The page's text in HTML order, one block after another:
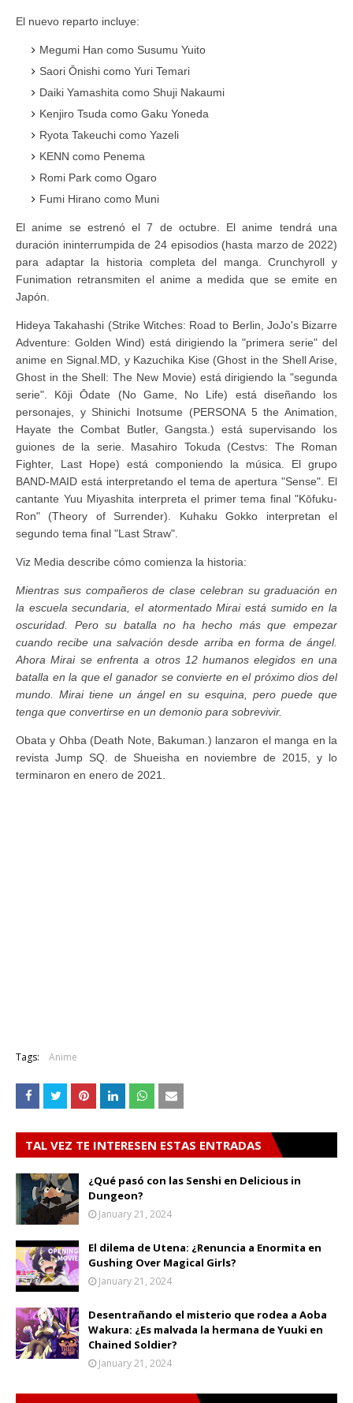
El nuevo reparto incluye:
Megumi Han como Susumu Yuito
Saori Ōnishi como Yuri Temari
Daiki Yamashita como Shuji Nakaumi
Kenjiro Tsuda como Gaku Yoneda
Ryota Takeuchi como Yazeli
KENN como Penema
Romi Park como Ogaro
Fumi Hirano como Muni
El anime se estrenó el 7 de octubre. El anime tendrá una
duración ininterrumpida de 24 episodios (hasta marzo de 2022)
para adaptar la historia completa del manga. Crunchyroll y
Funimation retransmiten el anime a medida que se emite en
Japón.
Hideya Takahashi (Strike Witches: Road to Berlin, JoJo's Bizarre
Adventure: Golden Wind) está dirigiendo la "primera serie" del
anime en Signal.MD, y Kazuchika Kise (Ghost in the Shell Arise,
Ghost in the Shell: The New Movie) está dirigiendo la "segunda
serie". Kōji Ōdate (No Game, No Life) está diseñando los
personajes, y Shinichi Inotsume (PERSONA 5 the Animation,
Hayate the Combat Butler, Gangsta.) está supervisando los
guiones de la serie. Masahiro Tokuda (Cestvs: The Roman
Fighter, Last Hope) está componiendo la música. El grupo
BAND-MAID está interpretando el tema de apertura "Sense". El
cantante Yuu Miyashita interpreta el primer tema final "Kōfuku-
Ron" (Theory of Surrender). Kuhaku Gokko interpretan el
segundo tema final "Last Straw".
Viz Media describe cómo comienza la historia:
Mientras sus compañeros de clase celebran su graduación en
la escuela secundaria, el atormentado Mirai está sumido en la
oscuridad. Pero su batalla no ha hecho más que empezar
cuando recibe una salvación desde arriba en forma de ángel.
Ahora Mirai se enfrenta a otros 12 humanos elegidos en una
batalla en la que el ganador se convierte en el próximo dios del
mundo. Mirai tiene un ángel en su esquina, pero puede que
tenga que convertirse en un demonio para sobrevivir.
Obata y Ohba (Death Note, Bakuman.) lanzaron el manga en la
revista Jump SQ. de Shueisha en noviembre de 2015, y lo
terminaron en enero de 2021.
Tags: Anime
TAL VEZ TE INTERESEN ESTAS ENTRADAS
¿Qué pasó con las Senshi en Delicious in
Dungeon?
January 21, 2024
El dilema de Utena: ¿Renuncia a Enormita en
Gushing Over Magical Girls?
January 21, 2024
Desentrañando el misterio que rodea a Aoba
Wakura: ¿Es malvada la hermana de Yuuki en
Chained Soldier?
January 21, 2024